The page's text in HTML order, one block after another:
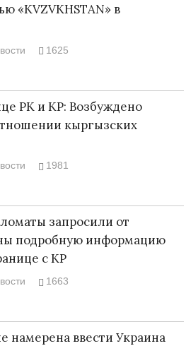
«KVZVKHSTAN» в
1625
РК и КР: Возбуждено
кыргызских
1981
запросили от
подробную информацию
с КР
1663
намерена ввести Украина